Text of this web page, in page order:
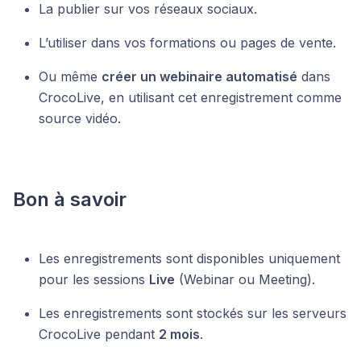
La publier sur vos réseaux sociaux.
L’utiliser dans vos formations ou pages de vente.
Ou même créer un webinaire automatisé dans
CrocoLive, en utilisant cet enregistrement comme
source vidéo.
Bon à savoir
Les enregistrements sont disponibles uniquement
pour les sessions Live (Webinar ou Meeting).
Les enregistrements sont stockés sur les serveurs
CrocoLive pendant 2 mois.